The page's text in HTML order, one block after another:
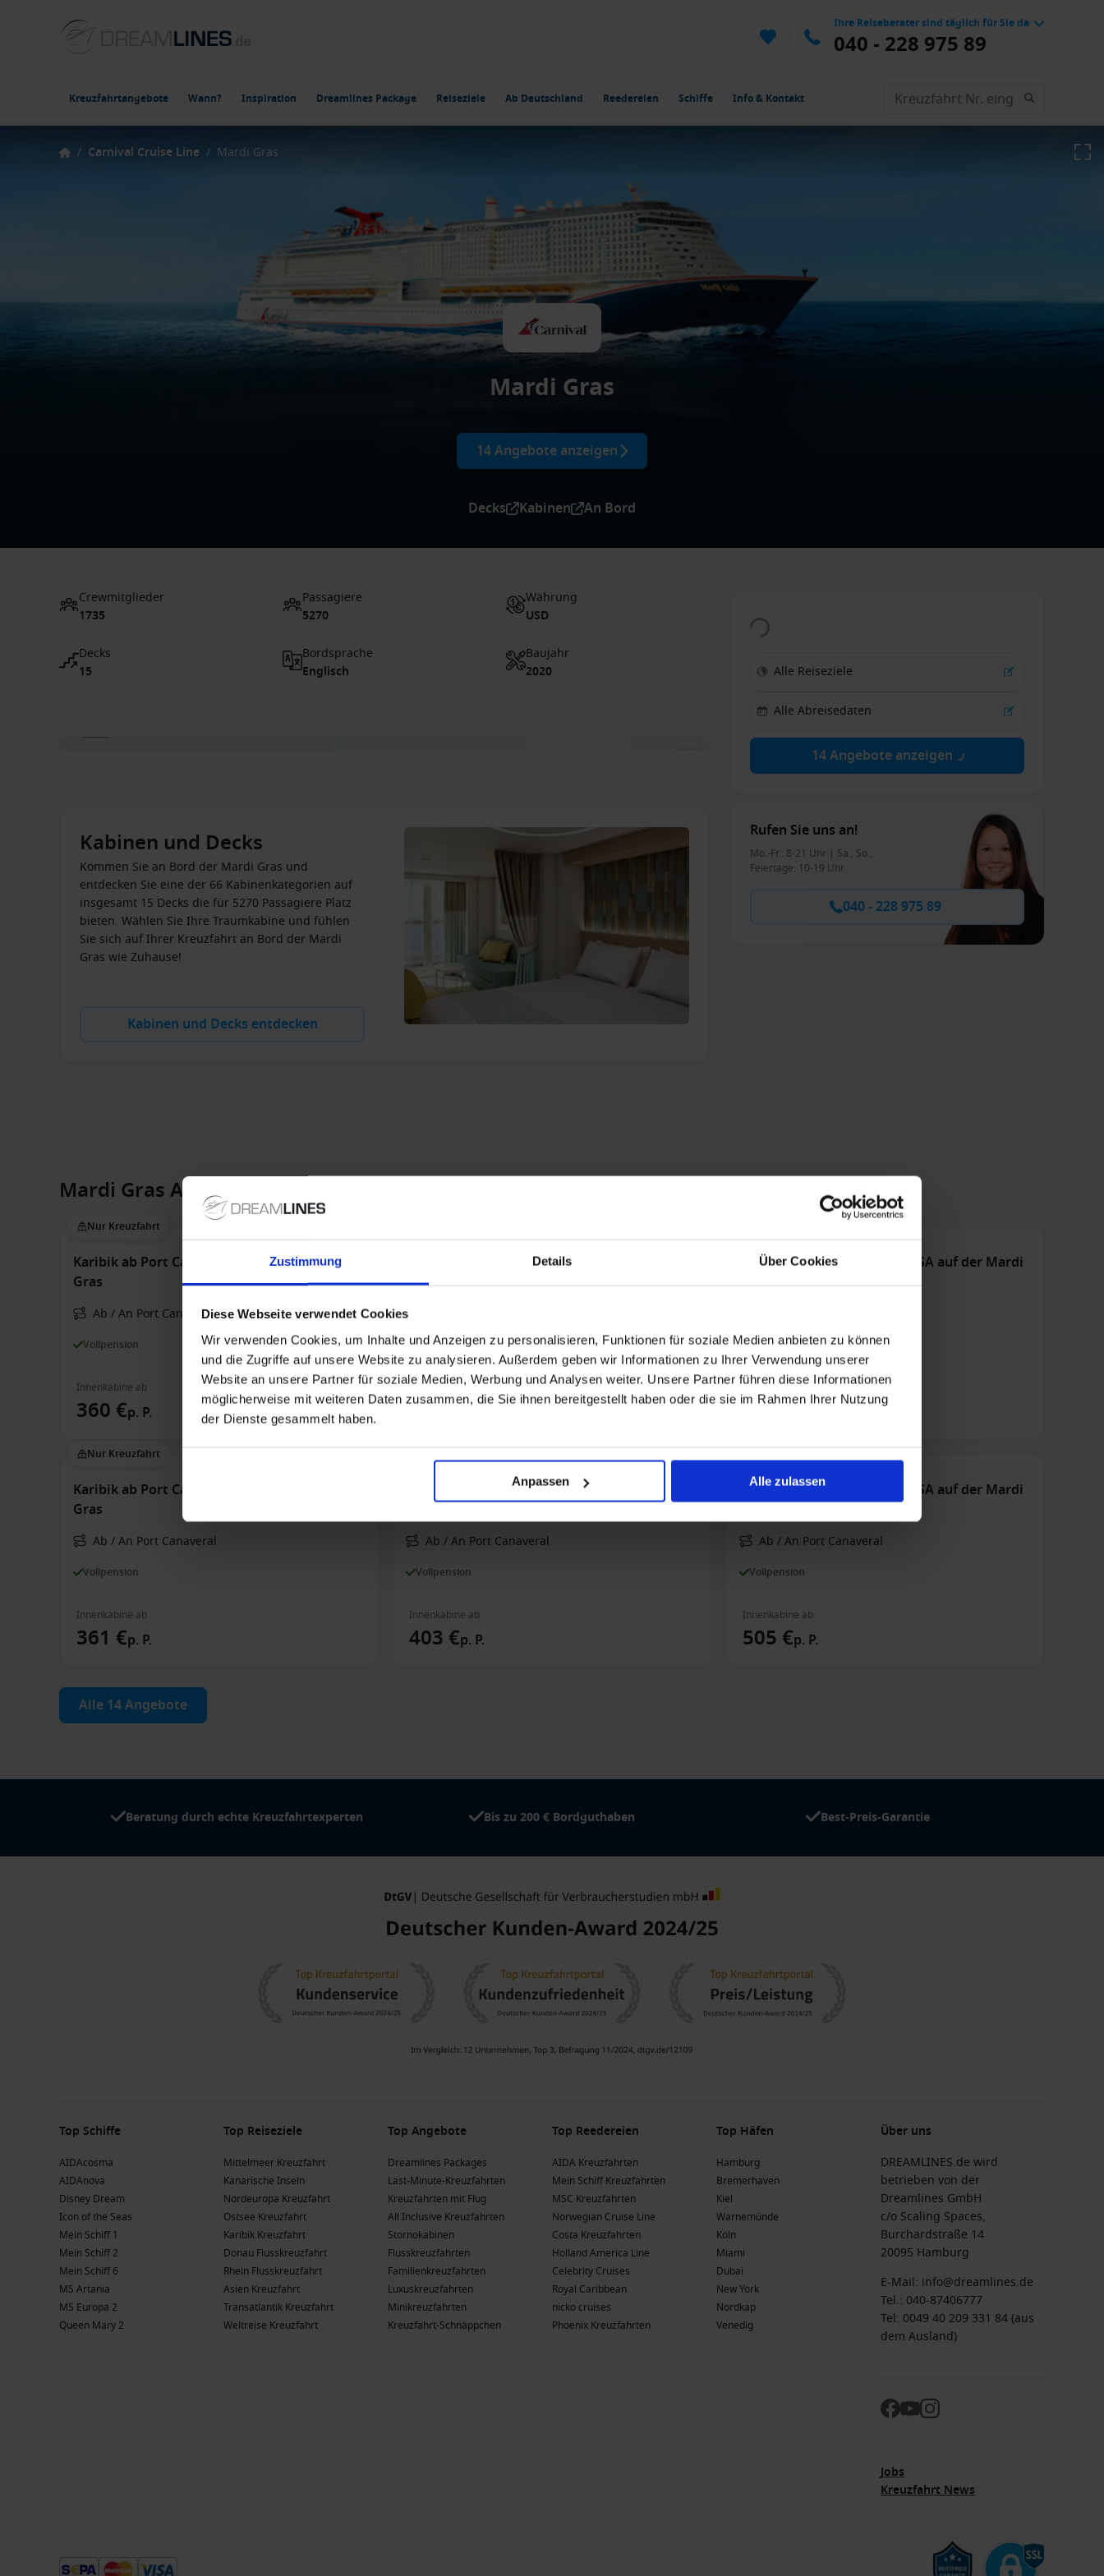
Zustimmung Details Über Cookies
Diese Webseite verwendet Cookies
Wir verwenden Cookies, um Inhalte und Anzeigen zu personalisieren, Funktionen für soziale Medien anbieten zu können
und die Zugriffe auf unsere Website zu analysieren. Außerdem geben wir Informationen zu Ihrer Verwendung unserer
Website an unsere Partner für soziale Medien, Werbung und Analysen weiter. Unsere Partner führen diese Informationen
möglicherweise mit weiteren Daten zusammen, die Sie ihnen bereitgestellt haben oder die sie im Rahmen Ihrer Nutzung
der Dienste gesammelt haben.
Anpassen Alle zulassen
Ihre Reiseberater sind täglich für Sie da
040 - 228 975 89
Kreuzfahrtangebote Wann? Inspiration Dreamlines Package Reiseziele Ab Deutschland Reedereien Schiffe Info & Kontakt
/ Carnival Cruise Line / Mardi Gras
Mardi Gras
14 Angebote anzeigen
Decks Kabinen An Bord
Crewmitglieder
1735
Passagiere
5270
Währung
USD
Decks
15
Bordsprache
Englisch
Baujahr
2020
Kabinen und Decks
Kommen Sie an Bord der Mardi Gras und
entdecken Sie eine der 66 Kabinenkategorien auf
insgesamt 15 Decks die für 5270 Passagiere Platz
bieten. Wählen Sie Ihre Traumkabine und fühlen
Sie sich auf Ihrer Kreuzfahrt an Bord der Mardi
Gras wie Zuhause!
Kabinen und Decks entdecken
14 Angebote anzeigen
Rufen Sie uns an!
Mo.-Fr.: 8-21 Uhr | Sa., So.,
Feiertage: 10-19 Uhr
040 - 228 975 89
Mardi Gras Angebote
Nur Kreuzfahrt
Karibik ab Port Canaveral, USA auf der Mardi
Gras
Ab / An Port Canaveral
Vollpension
Innenkabine ab
360 €p. P.
Karibik ab Port Canaveral, USA auf der Mardi
Gras
Vollpension
Innenkabine ab
360 €
Karibik ab Port Canaveral, USA auf der Mardi
Gras
Vollpension
Innenkabine ab
361 €
Nur Kreuzfahrt
Karibik ab Port Canaveral, USA auf der Mardi
Gras
Ab / An Port Canaveral
Vollpension
Innenkabine ab
361 €p. P.
Karibik ab Port Canaveral, USA auf der Mardi
Ab / An Port Canaveral
Vollpension
Innenkabine ab
403 €p. P.
Karibik ab Port Canaveral, USA auf der Mardi
Ab / An Port Canaveral
Vollpension
Innenkabine ab
505 €p. P.
Alle 14 Angebote
Beratung durch echte Kreuzfahrtexperten Bis zu 200 € Bordguthaben Best-Preis-Garantie
Top Schiffe
AIDAcosma
AIDAnova
Disney Dream
Icon of the Seas
Mein Schiff 1
Mein Schiff 2
Mein Schiff 6
MS Artania
MS Europa 2
Queen Mary 2
Top Reiseziele
Mittelmeer Kreuzfahrt
Kanarische Inseln
Nordeuropa Kreuzfahrt
Ostsee Kreuzfahrt
Karibik Kreuzfahrt
Donau Flusskreuzfahrt
Rhein Flusskreuzfahrt
Asien Kreuzfahrt
Transatlantik Kreuzfahrt
Weltreise Kreuzfahrt
Top Angebote
Dreamlines Packages
Last-Minute-Kreuzfahrten
Kreuzfahrten mit Flug
All Inclusive Kreuzfahrten
Stornokabinen
Flusskreuzfahrten
Familienkreuzfahrten
Luxuskreuzfahrten
Minikreuzfahrten
Kreuzfahrt-Schnäppchen
Top Reedereien
AIDA Kreuzfahrten
Mein Schiff Kreuzfahrten
MSC Kreuzfahrten
Norwegian Cruise Line
Costa Kreuzfahrten
Holland America Line
Celebrity Cruises
Royal Caribbean
nicko cruises
Phoenix Kreuzfahrten
Top Häfen
Hamburg
Bremerhaven
Kiel
Warnemünde
Köln
Miami
Dubai
New York
Nordkap
Venedig
Über uns
DREAMLINES.de wird
betrieben von der
Dreamlines GmbH
c/o Scaling Spaces,
Burchardstraße 14
20095 Hamburg
E-Mail: info@dreamlines.de
Tel.: 040-87406777
Tel: 0049 40 209 331 84 (aus
dem Ausland)
Jobs
Kreuzfahrt News